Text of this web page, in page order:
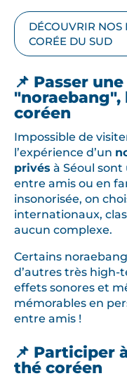
DÉCOUVRIR NOS
CORÉE DU SUD
📌 Passer
"noraebang",
coréen
Impossible de
l’expérience d’un
privés à Séoul
entre amis ou en
insonorisée, on
internationaux,
aucun complexe.
Certains
d’autres très high-
effets sonores et
mémorables en
entre amis !
📌 Participer
thé coréen